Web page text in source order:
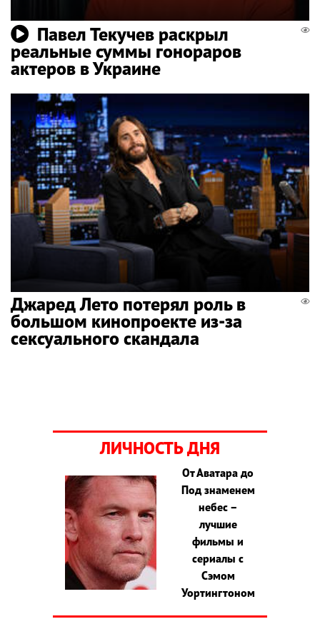
Павел Текучев раскрыл
реальные суммы гонораров
актеров в Украине
Джаред Лето потерял роль в
большом кинопроекте из-за
сексуального скандала
ЛИЧНОСТЬ ДНЯ
От Аватара до
Под знаменем
небес –
лучшие
фильмы и
сериалы с
Сэмом
Уортингтоном